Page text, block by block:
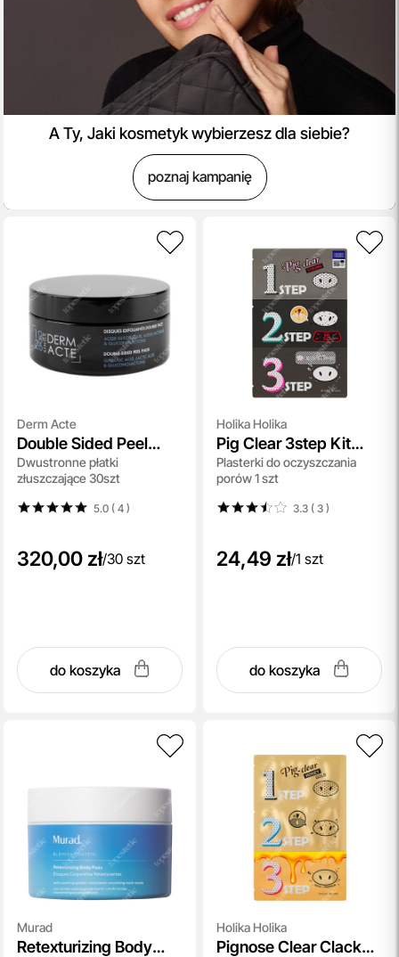
A Ty, Jaki kosmetyk wybierzesz dla siebie?
poznaj kampanię
Derm Acte
Double Sided Peel
Pads
Dwustronne płatki
złuszczające 30szt
5.0 ( 4)
320,00 zł/30 szt
do koszyka
Holika Holika
Pig Clear 3step Kit
Strong
Plasterki do oczyszczania
porów 1 szt
3.3 ( 3)
24,49 zł/1 szt
do koszyka
Murad
Retexturizing Body
Holika Holika
Pignose Clear Clack